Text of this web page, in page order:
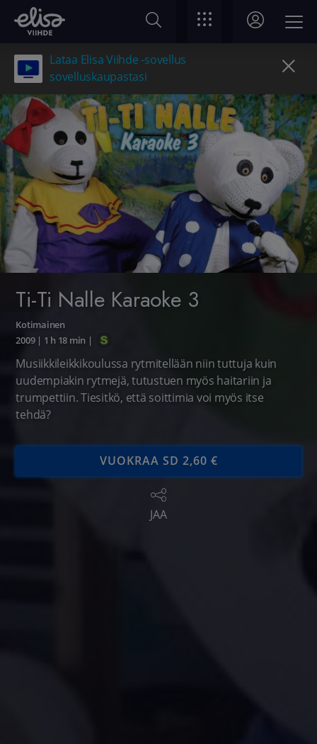
Lataa Elisa Viihde -sovellus
sovelluskaupastasi
Ti-Ti Nalle Karaoke 3
Kotimainen
2009| 1 h 18 min |
Musiikkileikkikoulussa rytmitellään niin tuttuja kuin
uudempiakin rytmejä, tutustuen myös haitariin ja
trumpettiin. Tiesitkö, että soittimia voi myös itse
tehdä?
VUOKRAA SD 2,60 €
JAA